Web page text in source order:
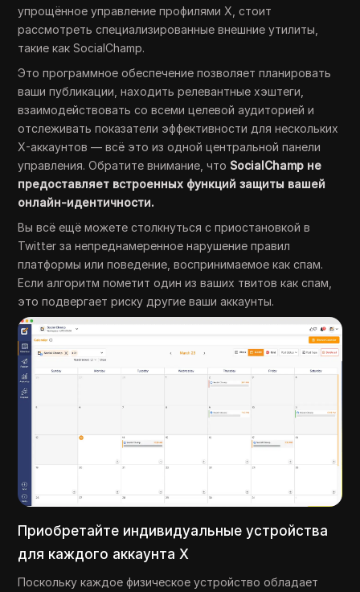
упрощённое управление профилями X, стоит
рассмотреть специализированные внешние утилиты,
такие как SocialChamp.
Это программное обеспечение позволяет планировать
ваши публикации, находить релевантные хэштеги,
взаимодействовать со всеми целевой аудиторией и
отслеживать показатели эффективности для нескольких
X-аккаунтов — всё это из одной центральной панели
управления. Обратите внимание, что SocialChamp не
предоставляет встроенных функций защиты вашей
онлайн-идентичности.
Вы всё ещё можете столкнуться с приостановкой в
Twitter за непреднамеренное нарушение правил
платформы или поведение, воспринимаемое как спам.
Если алгоритм пометит один из ваших твитов как спам,
это подвергает риску другие ваши аккаунты.
Приобретайте индивидуальные устройства
для каждого аккаунта X
Поскольку каждое физическое устройство обладает